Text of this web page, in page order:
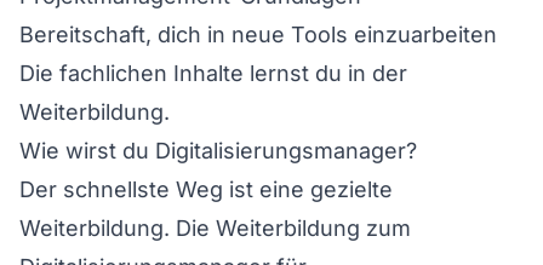
Bereitschaft, dich in neue Tools einzuarbeiten
Die fachlichen Inhalte lernst du in der
Weiterbildung.
Wie wirst du Digitalisierungsmanager?
Der schnellste Weg ist eine gezielte
Weiterbildung. Die Weiterbildung zum